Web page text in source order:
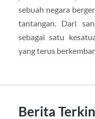
sebuah negara
tantangan. Dari
sebagai satu
yang terus
Berita